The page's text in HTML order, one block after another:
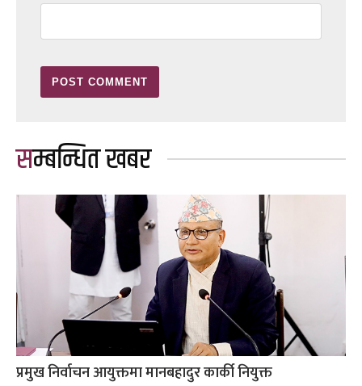
सम्बन्धित खबर
प्रमुख निर्वाचन आयुक्तमा मानबहादुर कार्की नियुक्त